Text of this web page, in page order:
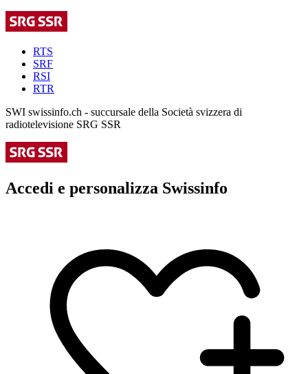
RTS
SRF
RSI
RTR
SWI swissinfo.ch - succursale della Società svizzera di
radiotelevisione SRG SSR
Accedi e personalizza Swissinfo